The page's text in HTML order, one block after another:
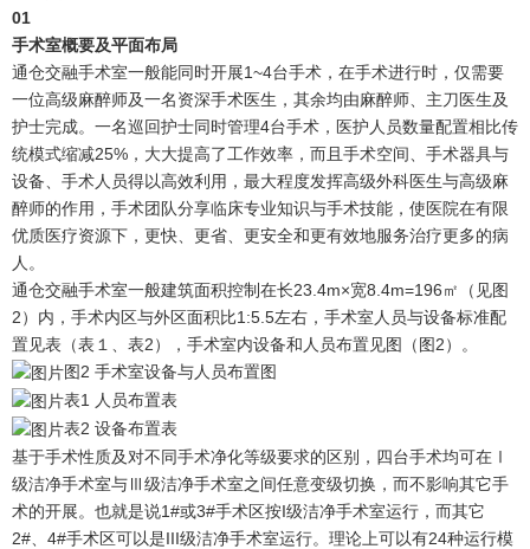
01
手术室概要及平面布局
通仓交融手术室一般能同时开展1~4台手术，在手术进行时，仅需要
一位高级麻醉师及一名资深手术医生，其余均由麻醉师、主刀医生及
护士完成。一名巡回护士同时管理4台手术，医护人员数量配置相比传
统模式缩减25%，大大提高了工作效率，而且手术空间、手术器具与
设备、手术人员得以高效利用，最大程度发挥高级外科医生与高级麻
醉师的作用，手术团队分享临床专业知识与手术技能，使医院在有限
优质医疗资源下，更快、更省、更安全和更有效地服务治疗更多的病
人。
通仓交融手术室一般建筑面积控制在长23.4m×宽8.4m=196㎡（见图
2）内，手术内区与外区面积比1:5.5左右，手术室人员与设备标准配
置见表（表１、表2），手术室内设备和人员布置见图（图2）。
图2 手术室设备与人员布置图
表1 人员布置表
表2 设备布置表
基于手术性质及对不同手术净化等级要求的区别，四台手术均可在Ⅰ
级洁净手术室与Ⅲ级洁净手术室之间任意变级切换，而不影响其它手
术的开展。也就是说1#或3#手术区按I级洁净手术室运行，而其它
2#、4#手术区可以是III级洁净手术室运行。理论上可以有24种运行模